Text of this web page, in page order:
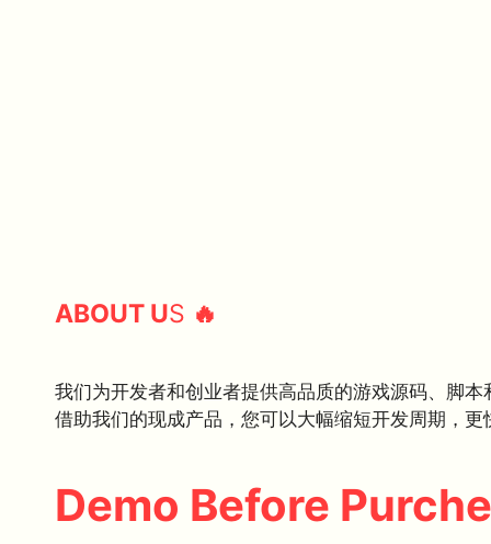
ABOUT US 🔥
我们为开发者和创业者提供高品质的游戏源码、脚
借助我们的现成产品，您可以大幅缩短开发周期，
Demo Before